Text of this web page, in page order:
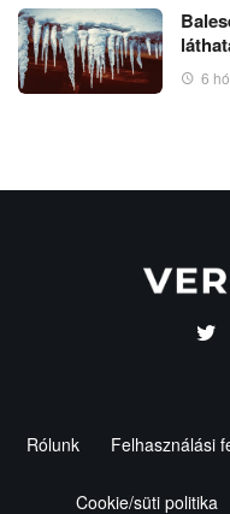
6
Rólunk Felhasználási
Cookie/süti politika